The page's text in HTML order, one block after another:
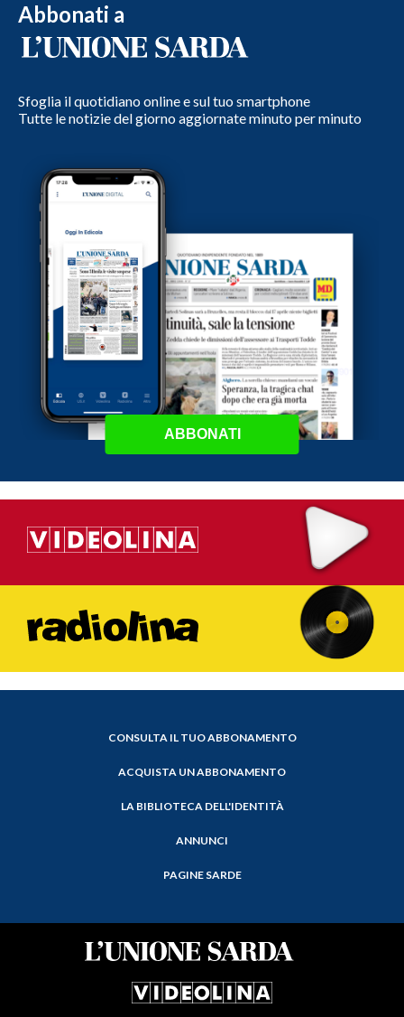
Abbonati a
Sfoglia il quotidiano online e sul tuo smartphone
Tutte le notizie del giorno aggiornate minuto per minuto
ABBONATI
CONSULTA IL TUO ABBONAMENTO
ACQUISTA UN ABBONAMENTO
LA BIBLIOTECA DELL'IDENTITÀ
ANNUNCI
PAGINE SARDE